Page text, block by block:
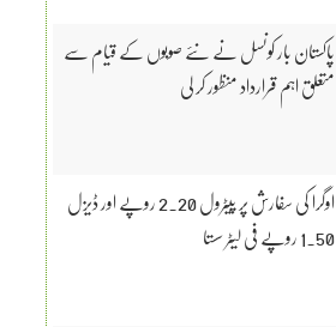
پاکستان بار کونسل نے نئے صوبوں کے قیام سے
متعلق اہم قرارداد منظور کر لی
اوگرا کی سفارش پر پیٹرول 2.20 روپے اور ڈیزل
1.50 روپے فی لیٹر سستا